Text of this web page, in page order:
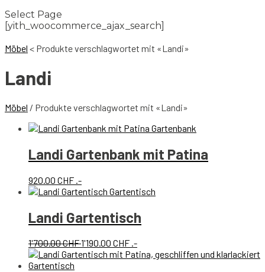
Select Page
[yith_woocommerce_ajax_search]
Möbel < Produkte verschlagwortet mit «Landi»
Landi
Möbel / Produkte verschlagwortet mit «Landi»
Landi Gartenbank mit Patina
920.00 CHF .-
Landi Gartentisch
1'700.00CHFUrsprünglicher
Preis
1'190.00 CHF Aktueller
Preis
.-